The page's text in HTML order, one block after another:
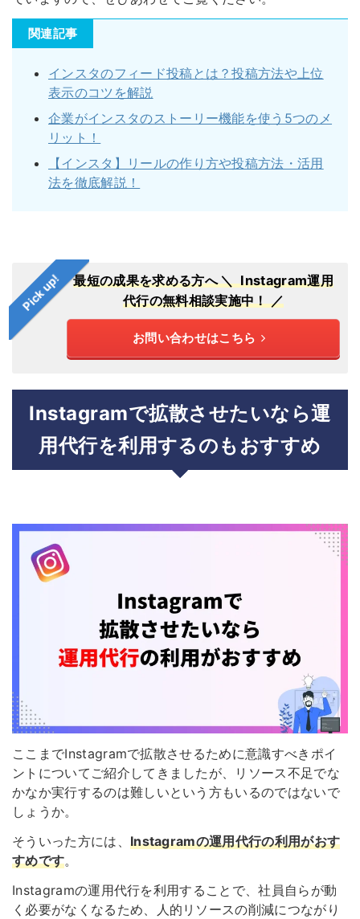
関連記事
インスタのフィード投稿とは？投稿方法や上位
表示のコツを解説
企業がインスタのストーリー機能を使う5つのメ
リット！
【インスタ】リールの作り方や投稿方法・活用
法を徹底解説！
Pick up! 最短の成果を求める方へ＼ Instagram運用
代行の無料相談実施中！ ／
お問い合わせはこちら
Instagramで拡散させたいなら運
用代行を利用するのもおすすめ
ここまでInstagramで拡散させるために意識すべきポイ
ントについてご紹介してきましたが、リソース不足でな
かなか実行するのは難しいという方もいるのではないで
しょうか。
そういった方には、 Instagramの運用代行の利用がおす
すめです。
Instagramの運用代行を利用することで、社員自らが動
く必要がなくなるため、人的リソースの削減につながり